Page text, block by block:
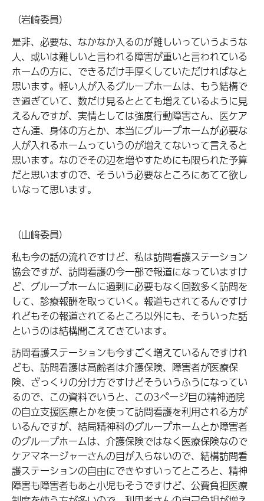
（岩崎委員）
是非、必要な、なかなか入るのが難しいっていうような
人、或いは難しいと言われる障害が重いと言われている
ホームの方に、できるだけ手厚くしていただければなと
思います。軽い人が入るグループホームは、もう結構で
き過ぎていて、数だけ見るととても増えているように見
えるんですが、実情としては強度行動障害さん、医ケア
さん達、身体の方とか、本当にグループホームが必要な
人が入れるホームっていうのが増えてないって言えると
思います。なのでその辺を増やすためにも限られた予算
だと思いますので、そういう必要なところにあてて欲し
いなって思います。
（山﨑委員）
私も今の話の流れですけど、私は訪問看護ステーション
協会ですが、訪問看護の今一部で報道になっていますけ
ど、グループホームに過剰に必要もなく回数多く訪問を
して、診療報酬を取っていく。報道もされてるんですけ
れどもその報道されてるところ以外にも、そういった話
というのは結構聞こえてきています。
訪問看護ステーションも今すごく増えているんですけれ
ども、訪問看護は高齢者は介護保険、障害者が医療保
険、ざっくりの分け方ですけどそういうふうになってい
るので、この資料でいうと、この3ページ目の精神通院
の自立支援医療とかを使って訪問看護を利用される方が
いるんですが、結局精神科のグループホームとか障害者
のグループホームは、介護保険ではなく医療保険なので
ケアマネージャーさんの目が入らないので、結構訪問看
護ステーションの自由にできやすいってところと、精神
障害も障害者もあと小児もそうですけど、公費負担医療